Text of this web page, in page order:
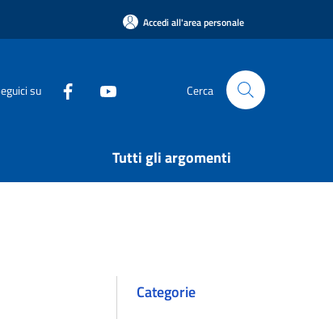
Accedi all'area personale
su Cerca
Tutti gli argomenti
Categorie